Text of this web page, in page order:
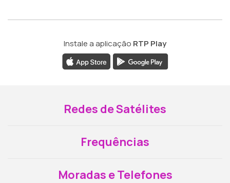
Instale a aplicação RTP Play
Redes de Satélites
Frequências
Moradas e Telefones